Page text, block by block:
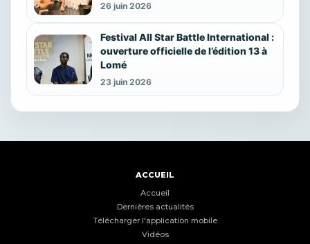
26 juin 2026
Festival All Star Battle International :
ouverture officielle de l’édition 13 à
Lomé
23 juin 2026
ACCUEIL
Accueil
Dernières actualités
Télécharger l'application mobile
Vidéos